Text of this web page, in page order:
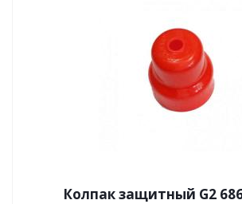
Колпак защитный G2